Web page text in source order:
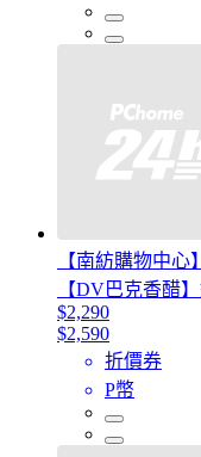
【南紡購物中心】
【DV巴克香醋
$2,290
$2,590
折價券
P幣